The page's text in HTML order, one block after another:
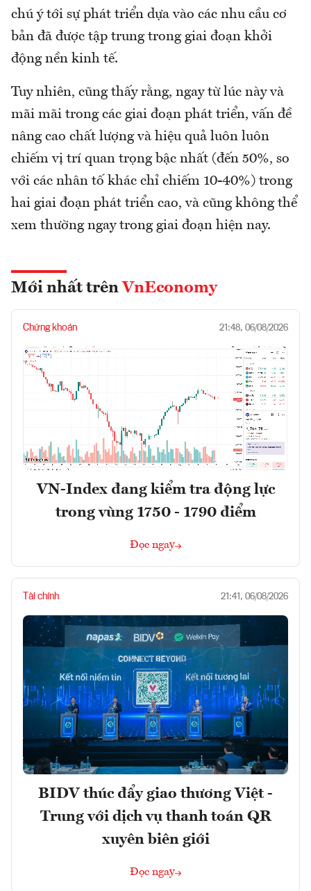
chú ý tới sự phát triển dựa vào các nhu cầu cơ
bản đã được tập trung trong giai đoạn khởi
động nền kinh tế.
Tuy nhiên, cũng thấy rằng, ngay từ lúc này và
mãi mãi trong các giai đoạn phát triển, vấn đề
nâng cao chất lượng và hiệu quả luôn luôn
chiếm vị trí quan trọng bậc nhất (đến 50%, so
với các nhân tố khác chỉ chiếm 10-40%) trong
hai giai đoạn phát triển cao, và cũng không thể
xem thường ngay trong giai đoạn hiện nay.
Mới nhất trên VnEconomy
Chứng khoán 21:48, 06/08/2026
VN-Index đang kiểm tra động lực
trong vùng 1750 - 1790 điểm
Đọc ngay
Tài chính 21:41, 06/08/2026
BIDV thúc đẩy giao thương Việt -
Trung với dịch vụ thanh toán QR
xuyên biên giới
Đọc ngay